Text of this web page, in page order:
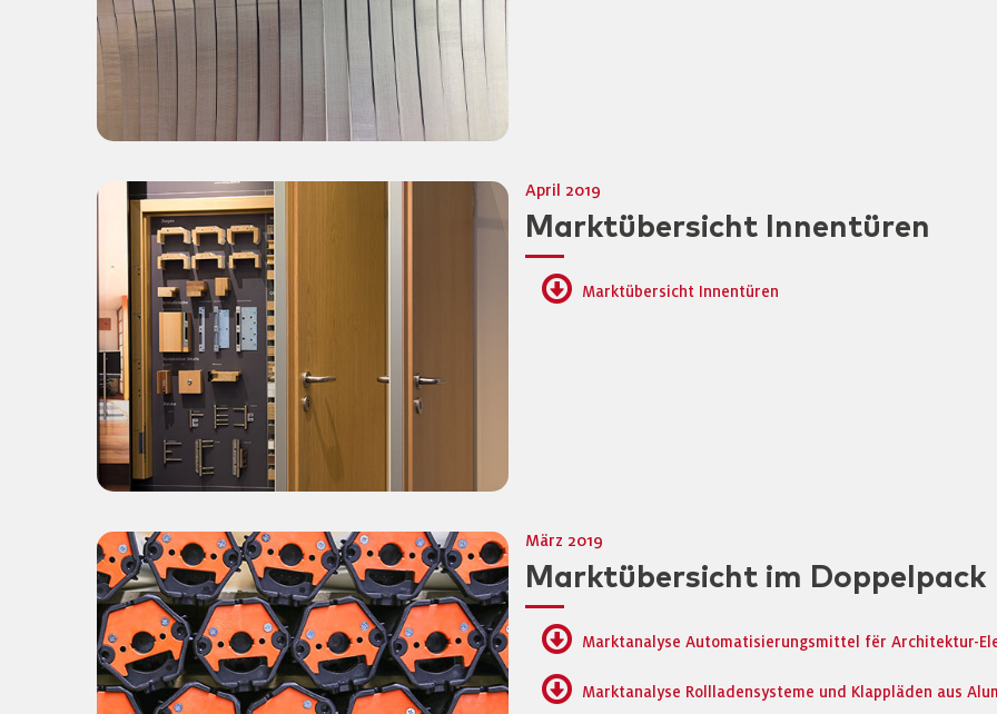
April 2019
Marktübersicht Innentüren
Marktübersicht Innentüren
März 2019
Marktübersicht im Doppelpack
Marktanalyse Automatisierungsmittel fër Architektur-
Marktanalyse Rollladensysteme und Klappläden aus